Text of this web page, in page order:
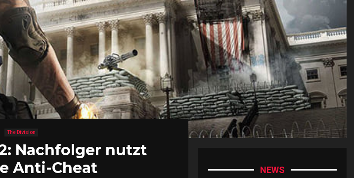
The Division
Nachfolger nutzt
Anti-Cheat
NEWS